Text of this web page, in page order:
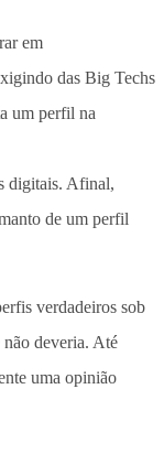
em
das Big Techs
um perfil na
digitais. Afinal,
de um perfil
verdadeiros sob
não deveria. Até
uma opinião